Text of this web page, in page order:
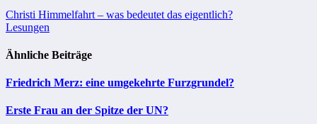
Beitragsnavigation
Christi Himmelfahrt – was bedeutet das eigentlich?
Lesungen
Ähnliche Beiträge
Friedrich Merz: eine umgekehrte Furzgrundel?
Erste Frau an der Spitze der UN?